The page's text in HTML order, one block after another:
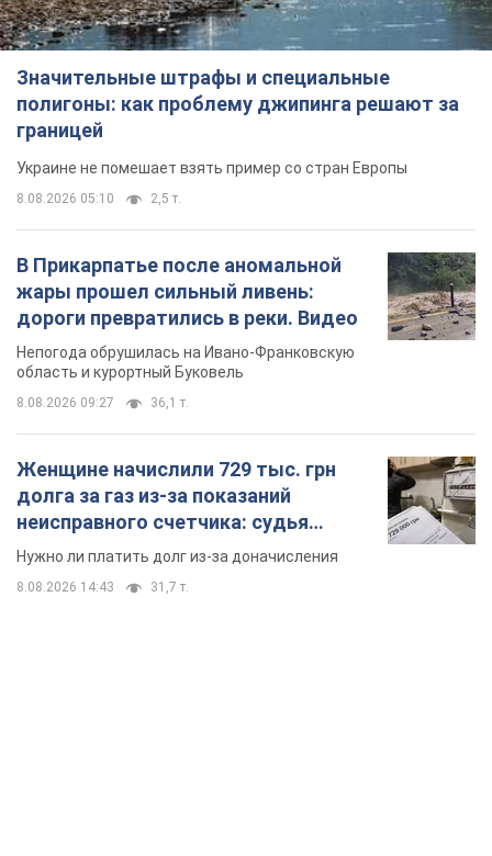
Значительные штрафы и специальные
полигоны: как проблему джипинга решают за
границей
Украине не помешает взять пример со стран Европы
8.08.2026 05:10 2,5 т.
В Прикарпатье после аномальной
жары прошел сильный ливень:
дороги превратились в реки. Видео
Непогода обрушилась на Ивано-Франковскую
область и курортный Буковель
8.08.2026 09:27 36,1 т.
Женщине начислили 729 тыс. грн
долга за газ из-за показаний
неисправного счетчика: судья
вынес неожиданное решение
Нужно ли платить долг из-за доначисления
8.08.2026 14:43 31,7 т.